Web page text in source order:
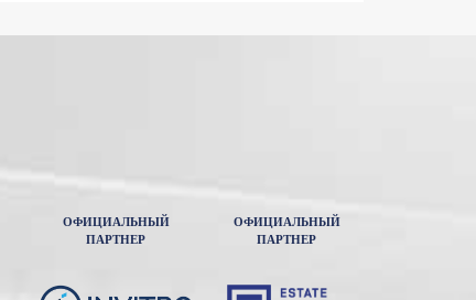
ОФИЦИАЛЬНЫЙ
ПАРТНЕР
ОФИЦИАЛЬНЫЙ
ПАРТНЕР